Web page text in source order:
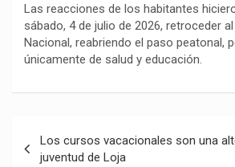
Las reacciones de los habitantes
sábado, 4 de julio de 2026, retroceder
Nacional, reabriendo el paso peatonal,
únicamente de salud y educación.
de
Los cursos vacacionales son una
juventud de Loja